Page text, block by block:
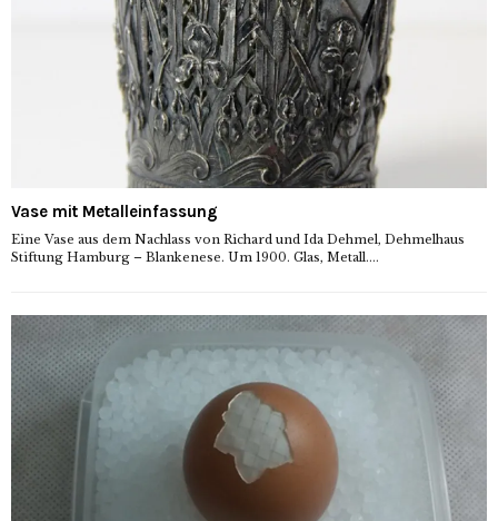
Vase mit Metalleinfassung
Eine Vase aus dem Nachlass von Richard und Ida Dehmel, Dehmelhaus
Stiftung Hamburg – Blankenese. Um 1900. Glas, Metall....